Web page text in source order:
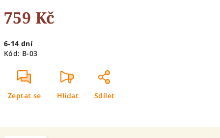
759 Kč
cena:
6-14 dní
Kód: B-03
Zeptat se Hlídat Sdílet